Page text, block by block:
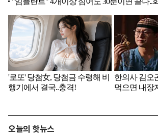
오늘의 핫뉴스